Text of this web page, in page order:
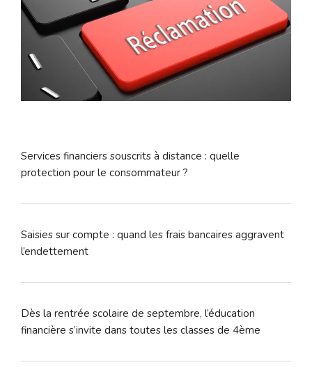
Services financiers souscrits à distance : quelle
protection pour le consommateur ?
Saisies sur compte : quand les frais bancaires aggravent
l’endettement
Dès la rentrée scolaire de septembre, l’éducation
financière s’invite dans toutes les classes de 4ème